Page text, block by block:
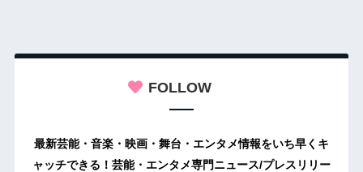
FOLLOW
最新芸能・音楽・映画・舞台・エンタメ情報をいち早くキ
ャッチできる！芸能・エンタメ専門ニュース/プレスリリー